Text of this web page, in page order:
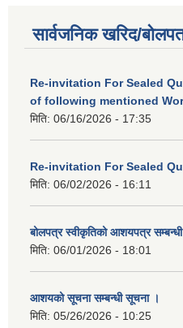
सार्वजनिक खरिद/
Re-invitation For Sealed
of following mentioned
मिति: 06/16/2026 - 17:35
Re-invitation For Sealed
मिति: 06/02/2026 - 16:11
बोलपत्र स्वीकृतिको आशयपत्र
मिति: 06/01/2026 - 18:01
आशयको सूचना सम्बन्धी सूचना ।
मिति: 05/26/2026 - 10:25